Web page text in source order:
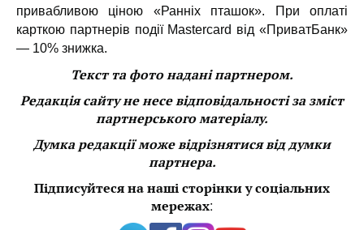
привабливою ціною «Ранніх пташок». При оплаті
карткою партнерів події Mastercard від «ПриватБанк»
— 10% знижка.
Текст та фото надані партнером.
Редакція сайту не несе відповідальності за зміст
партнерського матеріалу.
Думка редакції може відрізнятися від думки
партнера.
Підписуйтеся на наші сторінки у соціальних
мережах: